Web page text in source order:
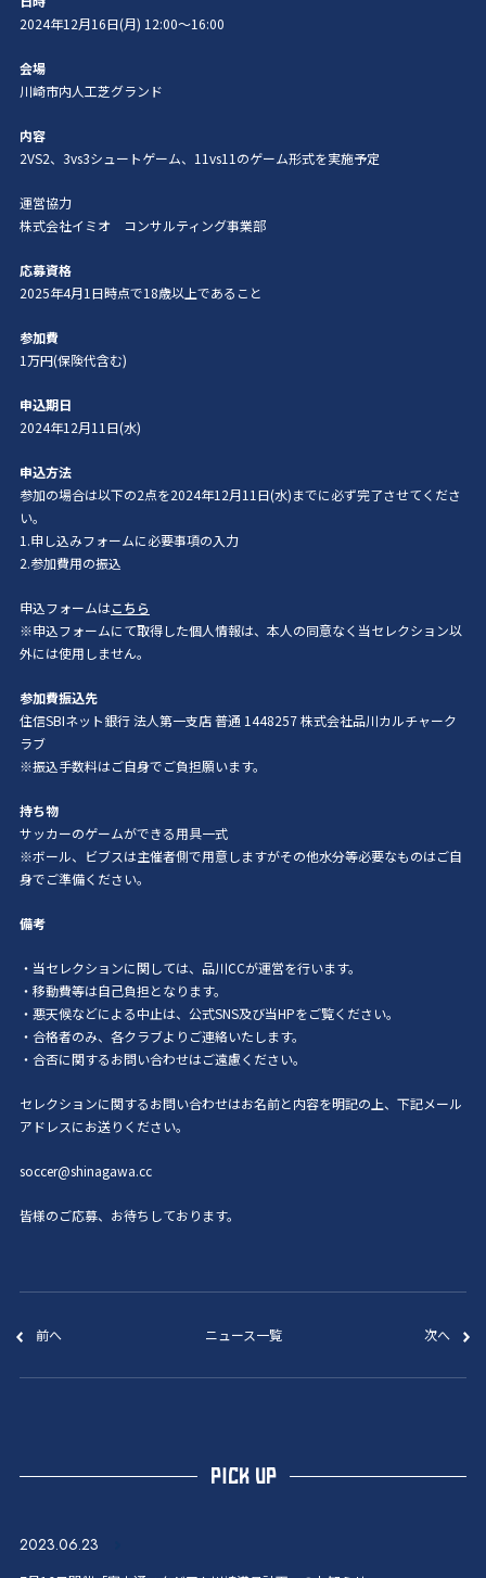
2024年12月16日(月) 12:00〜16:00
会場
川崎市内人工芝グランド
内容
2VS2、3vs3シュートゲーム、11vs11のゲーム形式を実施予定
運営協力
株式会社イミオ コンサルティング事業部
応募資格
2025年4月1日時点で18歳以上であること
参加費
1万円(保険代含む)
申込期日
2024年12月11日(水)
申込方法
参加の場合は以下の2点を2024年12月11日(水)までに必ず完了させてくださ
い。
1.申し込みフォームに必要事項の入力
2.参加費用の振込
申込フォームはこちら
※申込フォームにて取得した個人情報は、本人の同意なく当セレクション以
外には使用しません。
参加費振込先
住信SBIネット銀行 法人第一支店 普通 1448257 株式会社品川カルチャーク
ラブ
※振込手数料はご自身でご負担願います。
持ち物
サッカーのゲームができる用具一式
※ボール、ビブスは主催者側で用意しますがその他水分等必要なものはご自
身でご準備ください。
備考
・当セレクションに関しては、品川CCが運営を行います。
・移動費等は自己負担となります。
・悪天候などによる中止は、公式SNS及び当HPをご覧ください。
・合格者のみ、各クラブよりご連絡いたします。
・合否に関するお問い合わせはご遠慮ください。
セレクションに関するお問い合わせはお名前と内容を明記の上、下記メール
アドレスにお送りください。
soccer@shinagawa.cc
皆様のご応募、お待ちしております。
前へ ニュース一覧 次へ
PICK UP
2023.06.23